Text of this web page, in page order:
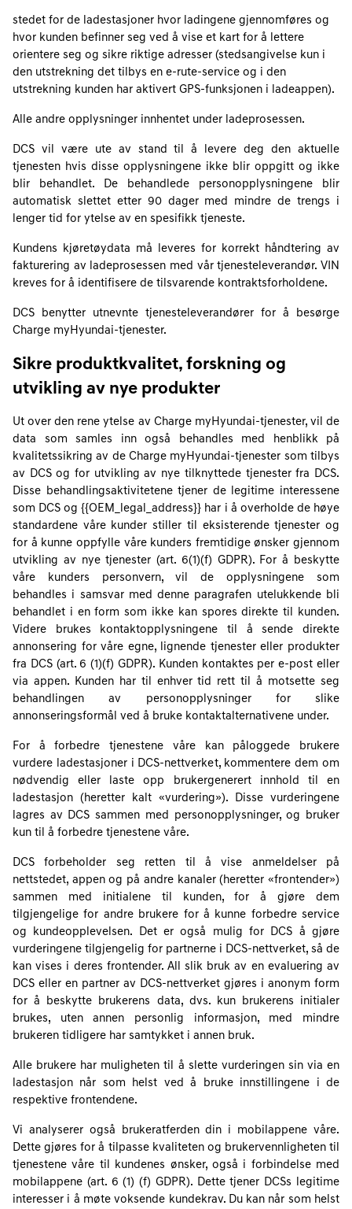
stedet for de ladestasjoner hvor ladingene gjennomføres og
hvor kunden befinner seg ved å vise et kart for å lettere
orientere seg og sikre riktige adresser (stedsangivelse kun i
den utstrekning det tilbys en e-rute-service og i den
utstrekning kunden har aktivert GPS-funksjonen i ladeappen).
Alle andre opplysninger innhentet under ladeprosessen.
DCS vil være ute av stand til å levere deg den aktuelle
tjenesten hvis disse opplysningene ikke blir oppgitt og ikke
blir behandlet. De behandlede personopplysningene blir
automatisk slettet etter 90 dager med mindre de trengs i
lenger tid for ytelse av en spesifikk tjeneste.
Kundens kjøretøydata må leveres for korrekt håndtering av
fakturering av ladeprosessen med vår tjenesteleverandør. VIN
kreves for å identifisere de tilsvarende kontraktsforholdene.
DCS benytter utnevnte tjenesteleverandører for å besørge
Charge myHyundai-tjenester.
Sikre produktkvalitet, forskning og
utvikling av nye produkter
Ut over den rene ytelse av Charge myHyundai-tjenester, vil de
data som samles inn også behandles med henblikk på
kvalitetssikring av de Charge myHyundai-tjenester som tilbys
av DCS og for utvikling av nye tilknyttede tjenester fra DCS.
Disse behandlingsaktivitetene tjener de legitime interessene
som DCS og {{OEM_legal_address}} har i å overholde de høye
standardene våre kunder stiller til eksisterende tjenester og
for å kunne oppfylle våre kunders fremtidige ønsker gjennom
utvikling av nye tjenester (art. 6(1)(f) GDPR). For å beskytte
våre kunders personvern, vil de opplysningene som
behandles i samsvar med denne paragrafen utelukkende bli
behandlet i en form som ikke kan spores direkte til kunden.
Videre brukes kontaktopplysningene til å sende direkte
annonsering for våre egne, lignende tjenester eller produkter
fra DCS (art. 6 (1)(f) GDPR). Kunden kontaktes per e-post eller
via appen. Kunden har til enhver tid rett til å motsette seg
behandlingen av personopplysninger for slike
annonseringsformål ved å bruke kontaktalternativene under.
For å forbedre tjenestene våre kan påloggede brukere
vurdere ladestasjoner i DCS-nettverket, kommentere dem om
nødvendig eller laste opp brukergenerert innhold til en
ladestasjon (heretter kalt «vurdering»). Disse vurderingene
lagres av DCS sammen med personopplysninger, og bruker
kun til å forbedre tjenestene våre.
DCS forbeholder seg retten til å vise anmeldelser på
nettstedet, appen og på andre kanaler (heretter «frontender»)
sammen med initialene til kunden, for å gjøre dem
tilgjengelige for andre brukere for å kunne forbedre service
og kundeopplevelsen. Det er også mulig for DCS å gjøre
vurderingene tilgjengelig for partnerne i DCS-nettverket, så de
kan vises i deres frontender. All slik bruk av en evaluering av
DCS eller en partner av DCS-nettverket gjøres i anonym form
for å beskytte brukerens data, dvs. kun brukerens initialer
brukes, uten annen personlig informasjon, med mindre
brukeren tidligere har samtykket i annen bruk.
Alle brukere har muligheten til å slette vurderingen sin via en
ladestasjon når som helst ved å bruke innstillingene i de
respektive frontendene.
Vi analyserer også brukeratferden din i mobilappene våre.
Dette gjøres for å tilpasse kvaliteten og brukervennligheten til
tjenestene våre til kundenes ønsker, også i forbindelse med
mobilappene (art. 6 (1) (f) GDPR). Dette tjener DCSs legitime
interesser i å møte voksende kundekrav. Du kan når som helst